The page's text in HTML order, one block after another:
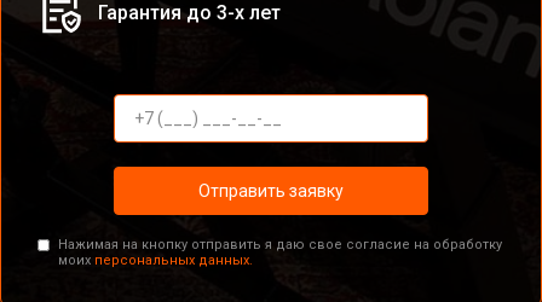
Гарантия до 3-х лет
Отправить заявку
Нажимая на кнопку отправить я даю свое согласие на обработку
моих персональных данных.